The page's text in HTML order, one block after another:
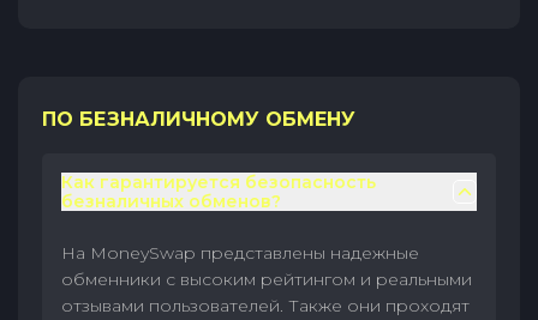
ПО БЕЗНАЛИЧНОМУ ОБМЕНУ
Как гарантируется безопасность
безналичных обменов?
На MoneySwap представлены надежные
обменники с высоким рейтингом и реальными
отзывами пользователей. Также они проходят